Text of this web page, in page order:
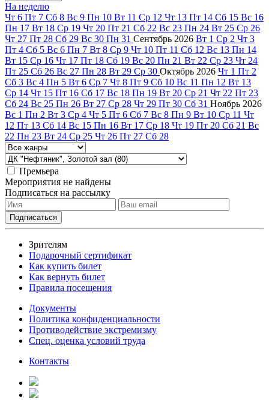
На неделю
Чт 6 Пт 7 Сб 8 Вс 9 Пн 10 Вт 11 Ср 12 Чт 13 Пт 14 Сб 15 Вс 16
Пн 17 Вт 18 Ср 19 Чт 20 Пт 21 Сб 22 Вс 23 Пн 24 Вт 25 Ср 26
Чт 27 Пт 28 Сб 29 Вс 30 Пн 31 Сентябрь 2026 Вт 1 Ср 2 Чт 3
Пт 4 Сб 5 Вс 6 Пн 7 Вт 8 Ср 9 Чт 10 Пт 11 Сб 12 Вс 13 Пн 14
Вт 15 Ср 16 Чт 17 Пт 18 Сб 19 Вс 20 Пн 21 Вт 22 Ср 23 Чт 24
Пт 25 Сб 26 Вс 27 Пн 28 Вт 29 Ср 30 Октябрь 2026 Чт 1 Пт 2
Сб 3 Вс 4 Пн 5 Вт 6 Ср 7 Чт 8 Пт 9 Сб 10 Вс 11 Пн 12 Вт 13
Ср 14 Чт 15 Пт 16 Сб 17 Вс 18 Пн 19 Вт 20 Ср 21 Чт 22 Пт 23
Сб 24 Вс 25 Пн 26 Вт 27 Ср 28 Чт 29 Пт 30 Сб 31 Ноябрь 2026
Вс 1 Пн 2 Вт 3 Ср 4 Чт 5 Пт 6 Сб 7 Вс 8 Пн 9 Вт 10 Ср 11 Чт
12 Пт 13 Сб 14 Вс 15 Пн 16 Вт 17 Ср 18 Чт 19 Пт 20 Сб 21 Вс
22 Пн 23 Вт 24 Ср 25 Чт 26 Пт 27 Сб 28
Премьера
Мероприятия не найдены
Подписаться на рассылку
Зрителям
Подарочный сертификат
Как купить билет
Как вернуть билет
Правила посещения
Документы
Политика конфиденциальности
Противодействие экстремизму
Спец. оценка условий труда
Контакты